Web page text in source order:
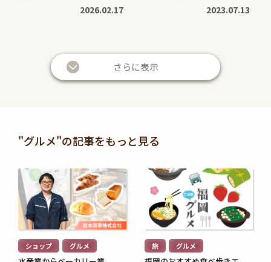
2026.02.17 2023.07.13
投資信託と株の違いは？仕
組みやリスク、利益などを
2026.05.28
き
を
退職金は定期預金で運用す
べき？メリット・デメリッ
2026.05.21
続
き
を
読
続
き
を
読
さらに表示
"グルメ"の記事をもっと見る
続
き
を
読
む
> ショップ グルメ
続
き
を
読
む
> 旅 グルメ